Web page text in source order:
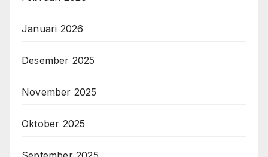
Januari 2026
Desember 2025
November 2025
Oktober 2025